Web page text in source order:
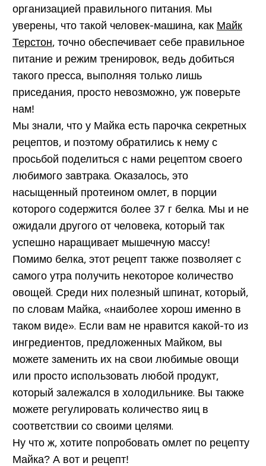
организацией правильного питания. Мы
уверены, что такой человек-машина, как Майк
Терстон, точно обеспечивает себе правильное
питание и режим тренировок, ведь добиться
такого пресса, выполняя только лишь
приседания, просто невозможно, уж поверьте
нам!
Мы знали, что у Майка есть парочка секретных
рецептов, и поэтому обратились к нему с
просьбой поделиться с нами рецептом своего
любимого завтрака. Оказалось, это
насыщенный протеином омлет, в порции
которого содержится более 37 г белка. Мы и не
ожидали другого от человека, который так
успешно наращивает мышечную массу!
Помимо белка, этот рецепт также позволяет с
самого утра получить некоторое количество
овощей. Среди них полезный шпинат, который,
по словам Майка, «наиболее хорош именно в
таком виде». Если вам не нравится какой-то из
ингредиентов, предложенных Майком, вы
можете заменить их на свои любимые овощи
или просто использовать любой продукт,
который залежался в холодильнике. Вы также
можете регулировать количество яиц в
соответствии со своими целями.
Ну что ж, хотите попробовать омлет по рецепту
Майка? А вот и рецепт!